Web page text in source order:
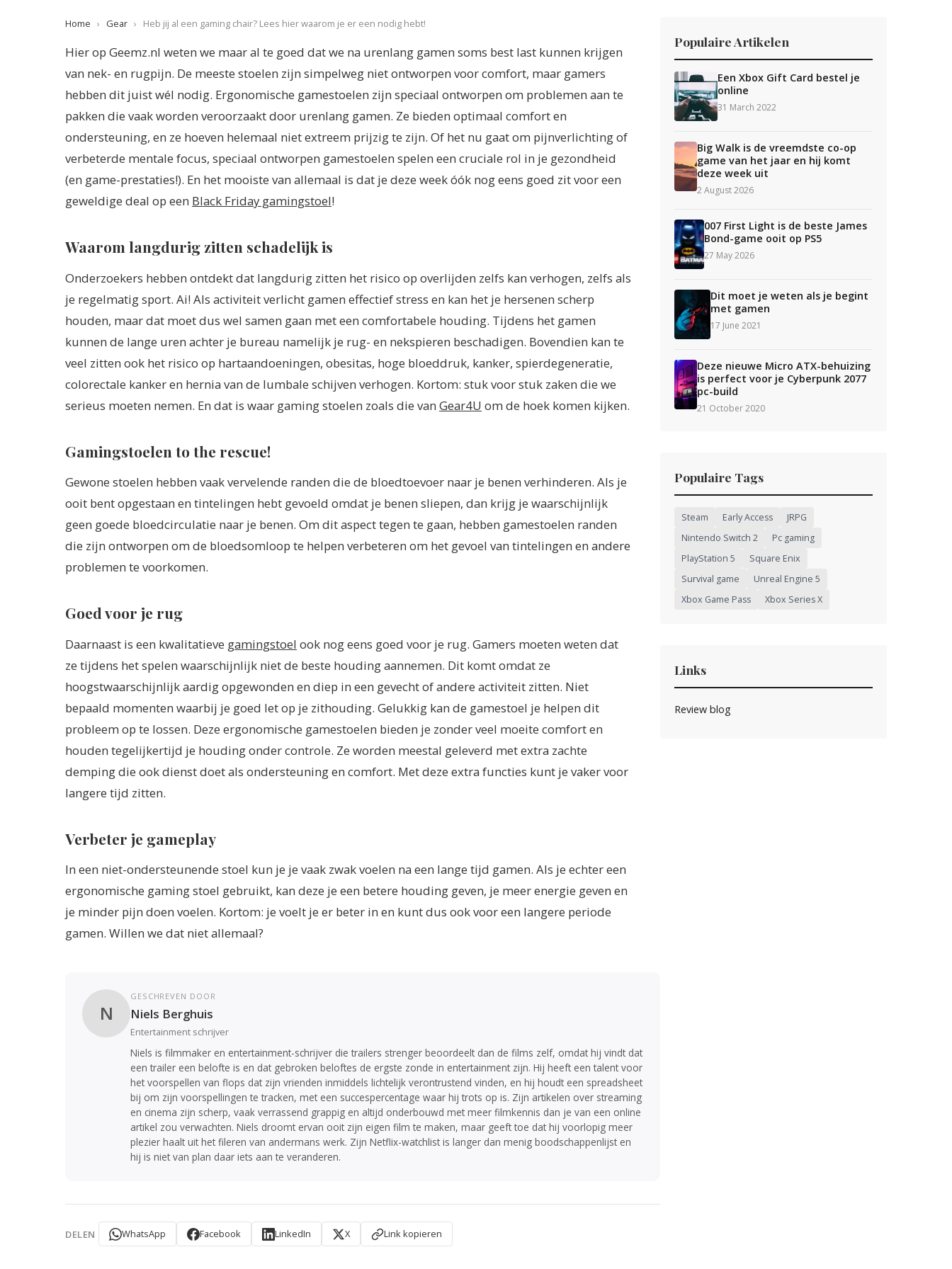
Home › Gear › Heb jij al een gaming chair? Lees hier waarom je er een nodig hebt!
Hier op Geemz.nl weten we maar al te goed dat we na urenlang gamen soms best last kunnen krijgen
van nek- en rugpijn. De meeste stoelen zijn simpelweg niet ontworpen voor comfort, maar gamers
hebben dit juist wél nodig. Ergonomische gamestoelen zijn speciaal ontworpen om problemen aan te
pakken die vaak worden veroorzaakt door urenlang gamen. Ze bieden optimaal comfort en
ondersteuning, en ze hoeven helemaal niet extreem prijzig te zijn. Of het nu gaat om pijnverlichting of
verbeterde mentale focus, speciaal ontworpen gamestoelen spelen een cruciale rol in je gezondheid
(en game-prestaties!). En het mooiste van allemaal is dat je deze week óók nog eens goed zit voor een
geweldige deal op een Black Friday gamingstoel!
Waarom langdurig zitten schadelijk is
Onderzoekers hebben ontdekt dat langdurig zitten het risico op overlijden zelfs kan verhogen, zelfs als
je regelmatig sport. Ai! Als activiteit verlicht gamen effectief stress en kan het je hersenen scherp
houden, maar dat moet dus wel samen gaan met een comfortabele houding. Tijdens het gamen
kunnen de lange uren achter je bureau namelijk je rug- en nekspieren beschadigen. Bovendien kan te
veel zitten ook het risico op hartaandoeningen, obesitas, hoge bloeddruk, kanker, spierdegeneratie,
colorectale kanker en hernia van de lumbale schijven verhogen. Kortom: stuk voor stuk zaken die we
serieus moeten nemen. En dat is waar gaming stoelen zoals die van Gear4U om de hoek komen kijken.
Gamingstoelen to the rescue!
Gewone stoelen hebben vaak vervelende randen die de bloedtoevoer naar je benen verhinderen. Als je
ooit bent opgestaan ​​en tintelingen hebt gevoeld omdat je benen sliepen, dan krijg je waarschijnlijk
geen goede bloedcirculatie naar je benen. Om dit aspect tegen te gaan, hebben gamestoelen randen
die zijn ontworpen om de bloedsomloop te helpen verbeteren om het gevoel van tintelingen en andere
problemen te voorkomen.
Goed voor je rug
Daarnaast is een kwalitatieve gamingstoel ook nog eens goed voor je rug. Gamers moeten weten dat
ze tijdens het spelen waarschijnlijk niet de beste houding aannemen. Dit komt omdat ze
hoogstwaarschijnlijk aardig opgewonden en diep in een gevecht of andere activiteit zitten. Niet
bepaald momenten waarbij je goed let op je zithouding. Gelukkig kan de gamestoel je helpen dit
probleem op te lossen. Deze ergonomische gamestoelen bieden je zonder veel moeite comfort en
houden tegelijkertijd je houding onder controle. Ze worden meestal geleverd met extra zachte
demping die ook dienst doet als ondersteuning en comfort. Met deze extra functies kunt je vaker voor
langere tijd zitten.
Verbeter je gameplay
In een niet-ondersteunende stoel kun je je vaak zwak voelen na een lange tijd gamen. Als je echter een
ergonomische gaming stoel gebruikt, kan deze je een betere houding geven, je meer energie geven en
je minder pijn doen voelen. Kortom: je voelt je er beter in en kunt dus ook voor een langere periode
gamen. Willen we dat niet allemaal?
N
GESCHREVEN DOOR
Niels Berghuis
Entertainment schrijver
Niels is filmmaker en entertainment-schrijver die trailers strenger beoordeelt dan de films zelf, omdat hij vindt dat
een trailer een belofte is en dat gebroken beloftes de ergste zonde in entertainment zijn. Hij heeft een talent voor
het voorspellen van flops dat zijn vrienden inmiddels lichtelijk verontrustend vinden, en hij houdt een spreadsheet
bij om zijn voorspellingen te tracken, met een succespercentage waar hij trots op is. Zijn artikelen over streaming
en cinema zijn scherp, vaak verrassend grappig en altijd onderbouwd met meer filmkennis dan je van een online
artikel zou verwachten. Niels droomt ervan ooit zijn eigen film te maken, maar geeft toe dat hij voorlopig meer
plezier haalt uit het fileren van andermans werk. Zijn Netflix-watchlist is langer dan menig boodschappenlijst en
hij is niet van plan daar iets aan te veranderen.
DELEN WhatsApp Facebook LinkedIn X Link kopieren
Populaire Artikelen
Een Xbox Gift Card bestel je
online
31 March 2022
Big Walk is de vreemdste co-op
game van het jaar en hij komt
deze week uit
2 August 2026
007 First Light is de beste James
Bond-game ooit op PS5
27 May 2026
Dit moet je weten als je begint
met gamen
17 June 2021
Deze nieuwe Micro ATX-behuizing
is perfect voor je Cyberpunk 2077
pc-build
21 October 2020
Populaire Tags
Steam Early Access
JRPG
Nintendo Switch 2
Pc gaming
PlayStation 5
Square Enix
Survival game
Unreal Engine 5
Xbox Game Pass
Xbox Series X
Links
Review blog